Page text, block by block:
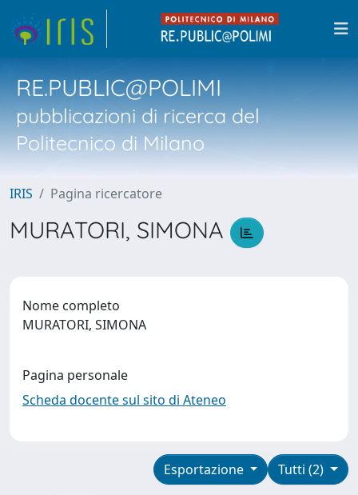
RE.PUBLIC@POLIMI
pubblicazioni di ricerca del
Politecnico di Milano
IRIS Pagina ricercatore
MURATORI, SIMONA
Nome completo
MURATORI, SIMONA
Pagina personale
Scheda docente sul sito di Ateneo
Tutti (2)
Esportazione